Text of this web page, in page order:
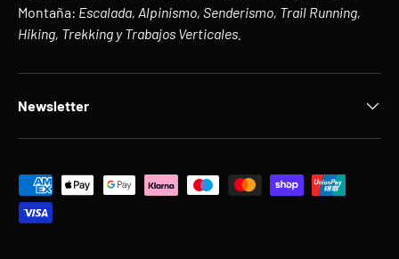
Montaña: Escalada, Alpinismo, Senderismo, Trail Running,
Hiking, Trekking y Trabajos Verticales.
Newsletter
Formas de pago aceptadas